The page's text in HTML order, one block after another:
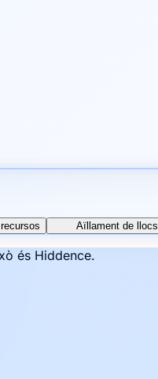
Aïllament de llocs
és Hiddence.